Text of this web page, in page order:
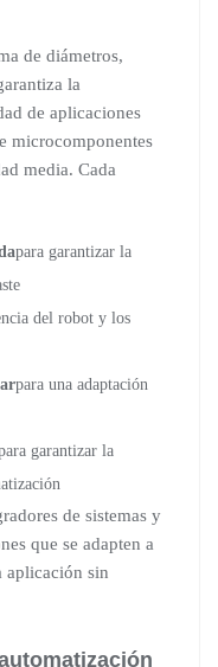
de diámetros,
la
de aplicaciones
microcomponentes
media. Cada
para garantizar la
del robot y los
para una adaptación
garantizar la
de sistemas y
que se adapten a
aplicación sin